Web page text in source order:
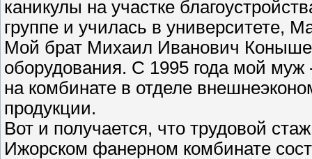
каникулы на участке
группе и училась в университете,
Мой брат Михаил Иванович
оборудования. С 1995 года мой
на комбинате в отделе
продукции.
Вот и получается, что трудовой
Ижорском фанерном комбинате